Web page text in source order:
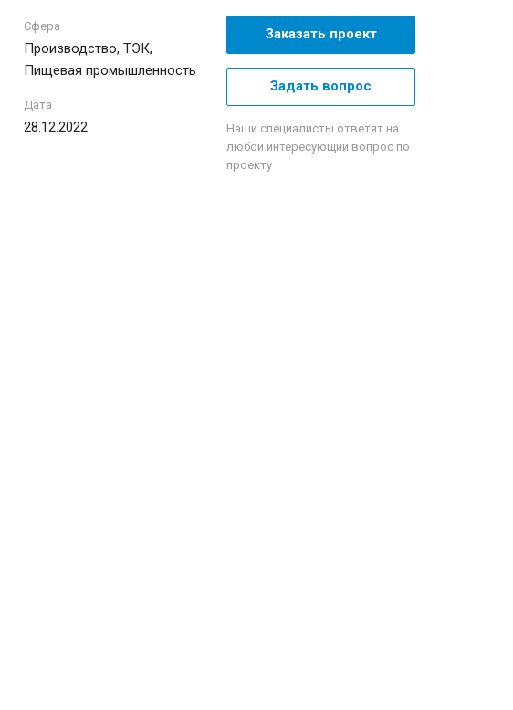
Сфера
Производство, ТЭК,
Пищевая промышленность
Дата
28.12.2022
Заказать проект
Задать вопрос
Наши специалисты ответят на
любой интересующий вопрос по
проекту